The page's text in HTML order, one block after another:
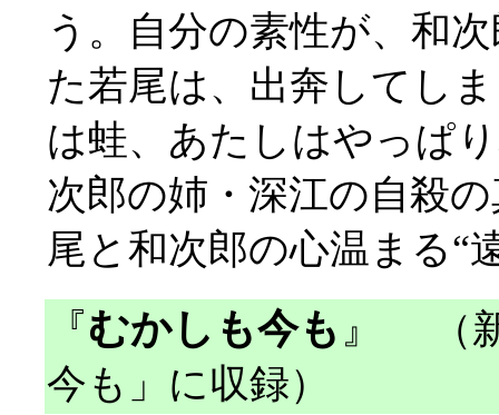
う。自分の素性が、和
た若尾は、出奔してし
は蛙、あたしはやっぱ
次郎の姉・深江の自殺
尾と和次郎の心温まる“
『むかしも今も 』
（新
今も」に収録）